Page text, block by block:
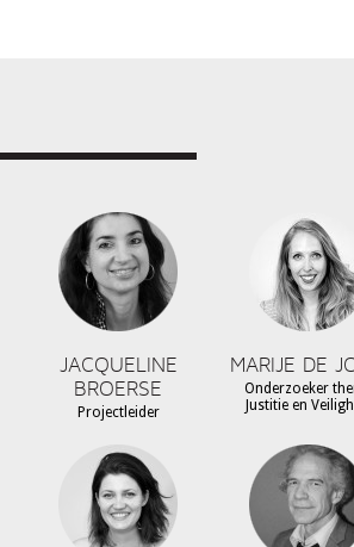
JACQUELINE
BROERSE
Projectleider
MARIJE DE
Onderzoeker
Justitie en